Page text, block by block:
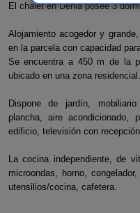
El chalet en Denia posee 3
Alojamiento acogedor y
en la parcela con capacidad
Se encuentra a 450 m de la
ubicado en una zona residencial.
Dispone de jardín,
plancha, aire
edificio, televisión con
La cocina independiente, de
microondas, horno,
utensilios/cocina, cafetera.